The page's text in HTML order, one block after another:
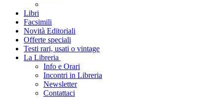
Libri
Facsimili
Novità Editoriali
Offerte speciali
Testi rari, usati o vintage
La Libreria
Info e Orari
Incontri in Libreria
Newsletter
Contattaci